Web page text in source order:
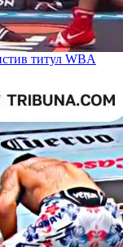
титул WBA